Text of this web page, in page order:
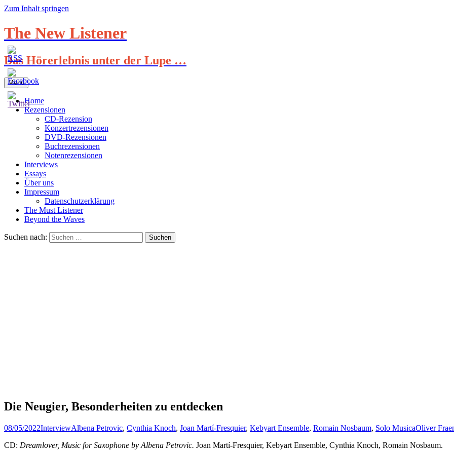
Zum Inhalt springen
The New Listener
Das Hörerlebnis unter der Lupe …
Menü
Home
Rezensionen
CD-Rezension
Konzertrezensionen
DVD-Rezensionen
Buchrezensionen
Notenrezensionen
Interviews
Essays
Über uns
Impressum
Datenschutzerklärung
The Must Listener
Beyond the Waves
Suchen nach:
Die Neugier, Besonderheiten zu entdecken
08/05/2022InterviewAlbena Petrovic, Cynthia Knoch, Joan Martí-Fresquier, Kebyart Ensemble, Romain Nosbaum, Solo MusicaOliver
CD: Dreamlover, Music for Saxophone by Albena Petrovic. Joan Martí-Fresquier, Kebyart Ensemble, Cynthia Knoch, Romain Nosbaum.